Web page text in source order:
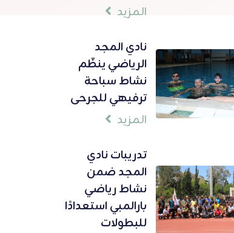
المزيد
نادي المجد
الرياضي ينظّم
نشاط سباحة
ترفيهي للجرحى
المزيد
تدريبات نادي
المجد ضمن
نشاط رياضي
بارالمبي استعدادًا
للبطولات